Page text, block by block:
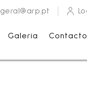
geral@arp.pt
Galeria